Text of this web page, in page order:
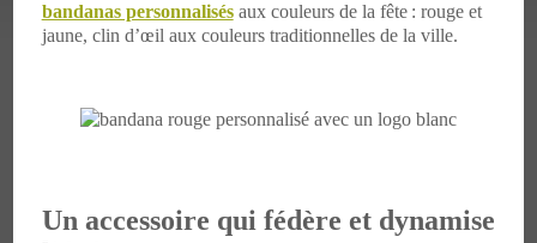
bandanas personnalisésaux couleurs de la fête : rouge et
jaune, clin d’œil aux couleurs traditionnelles de la ville.
Un accessoire qui fédère et dynamise